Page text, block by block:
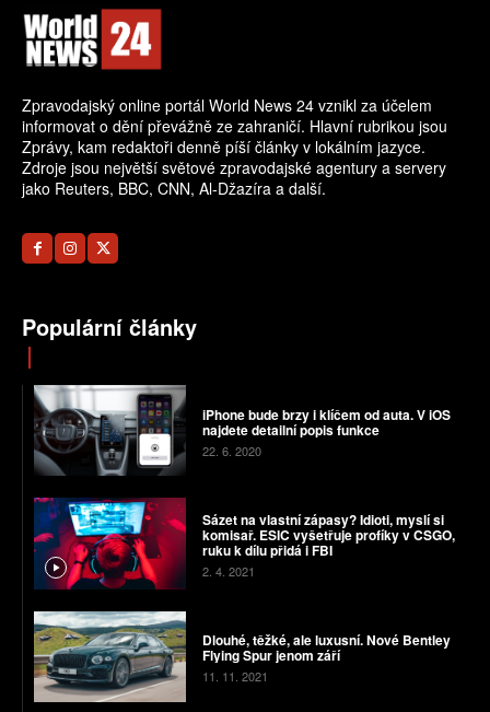
Zpravodajský online portál World News 24 vznikl za účelem
informovat o dění převážně ze zahraničí. Hlavní rubrikou jsou
Zprávy, kam redaktoři denně píší články v lokálním jazyce.
Zdroje jsou největší světové zpravodajské agentury a servery
jako Reuters, BBC, CNN, Al-Džazíra a další.
Populární články
iPhone bude brzy i klíčem od auta. V iOS
najdete detailní popis funkce
22. 6. 2020
Sázet na vlastní zápasy? Idioti, myslí si
komisař. ESIC vyšetřuje profíky v CSGO,
ruku k dílu přidá i FBI
2. 4. 2021
Dlouhé, těžké, ale luxusní. Nové Bentley
Flying Spur jenom září
11. 11. 2021